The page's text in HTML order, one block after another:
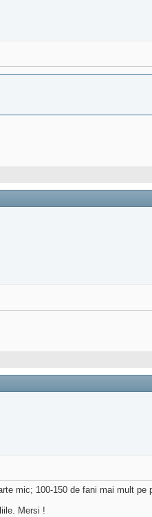
mic; 100-150 de fani mai mult pe
Mersi !